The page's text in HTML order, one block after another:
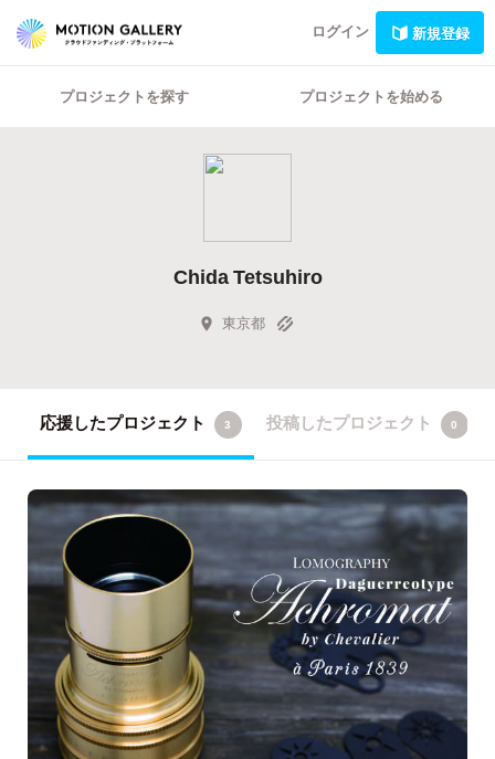
ログイン 新規登録
プロジェクトを探す プロジェクトを始める
Chida Tetsuhiro
東京都
応援したプロジェクト 3 投稿したプロジェクト 0